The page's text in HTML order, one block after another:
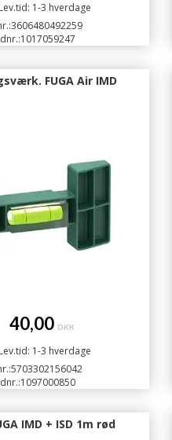
Lev.tid: 1-3 hverdage
3606480492259
1017059247
FUGA Air IMD
DKK
Lev.tid: 1-3 hverdage
5703302156042
1097000850
IMD + ISD 1m rød